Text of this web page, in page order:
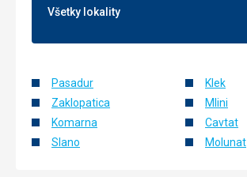
Všetky lokality
Pasadur
Zaklopatica
Komarna
Slano
Klek
Mlini
Cavtat
Molunat